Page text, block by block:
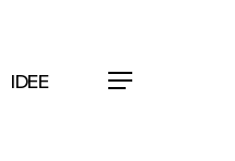
IDEE Menu